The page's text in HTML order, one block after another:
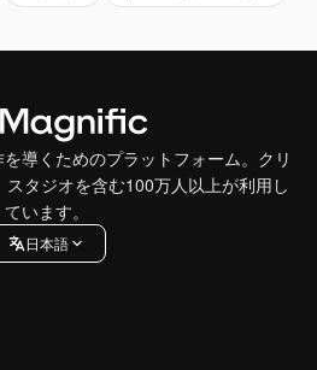
導くためのプラットフォーム。クリ
タジオを含む100万人以上が利用し
ています。
日本語